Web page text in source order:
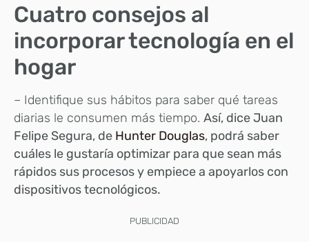
Cuatro consejos al
incorporar tecnología en el
hogar
– Identifique sus hábitos para saber qué tareas
diarias le consumen más tiempo. Así, dice Juan
Felipe Segura, de Hunter Douglas, podrá saber
cuáles le gustaría optimizar para que sean más
rápidos sus procesos y empiece a apoyarlos con
dispositivos tecnológicos.
PUBLICIDAD